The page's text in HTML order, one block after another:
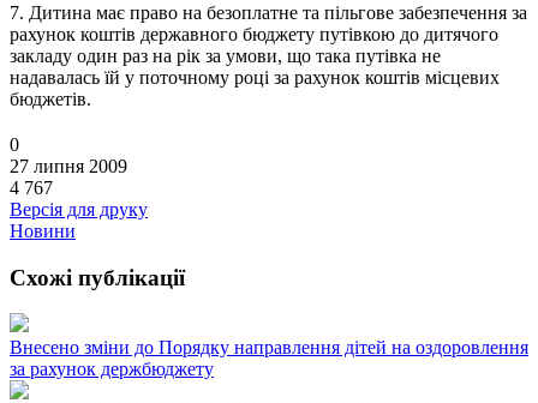
7. Дитина має право на безоплатне та пільгове забезпечення за
рахунок коштів державного бюджету путівкою до дитячого
закладу один раз на рік за умови, що така путівка не
надавалась їй у поточному році за рахунок коштів місцевих
бюджетів.
0
27 липня 2009
4 767
Версія для друку
Новини
Схожі публікації
Внесено зміни до Порядку направлення дітей на оздоровлення
за рахунок держбюджету